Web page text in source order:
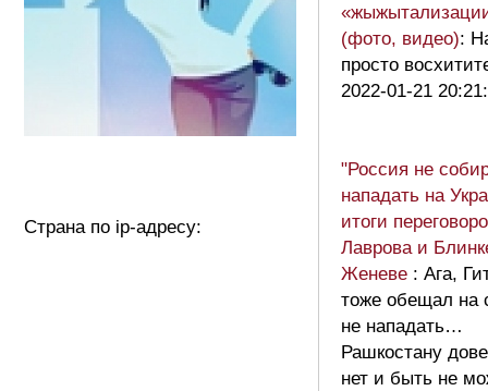
Страна по ip-адресу:
(фото, видео):
просто
2022-01-21
"Россия не
нападать на
итоги
Лаврова и
Женеве : Ага,
тоже обещал на
не нападать…
Рашкостану
нет и быть не